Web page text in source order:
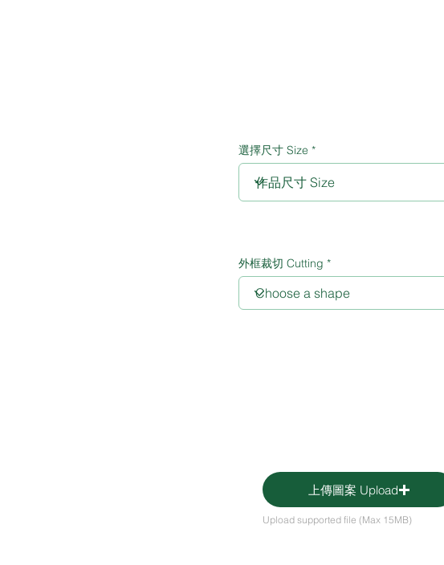
選擇尺寸 Size
外框裁切 Cutting
上傳圖案 Upload
Upload supported file (Max 15MB)